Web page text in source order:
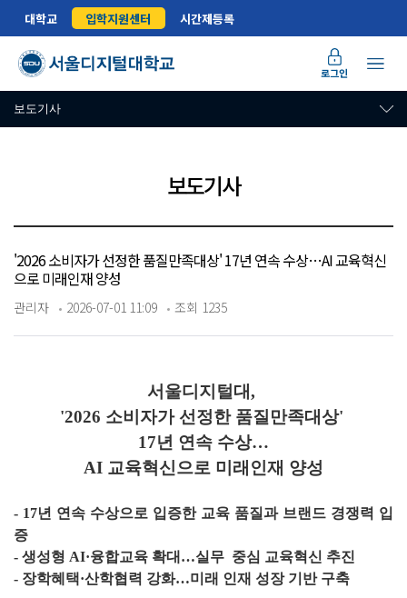
대학교 입학지원센터 시간제등록
로그인
보도기사
보도기사
'2026 소비자가 선정한 품질만족대상' 17년 연속 수상…AI 교육혁신
으로 미래인재 양성
관리자 2026-07-01 11:09 조회 1235
서울디지털대,
'2026 소비자가 선정한 품질만족대상'
17년 연속 수상…
AI 교육혁신으로 미래인재 양성
- 17년 연속 수상으로 입증한 교육 품질과 브랜드 경쟁력 입
증
- 생성형 AI·융합교육 확대…실무 중심 교육혁신 추진
- 장학혜택·산학협력 강화…미래 인재 성장 기반 구축